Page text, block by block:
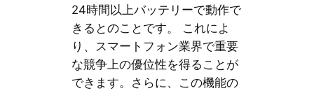
24時間以上バッテリーで動作で
きるとのことです。 これによ
り、スマートフォン業界で重要
な競争上の優位性を得ることが
できます。さらに、この機能の